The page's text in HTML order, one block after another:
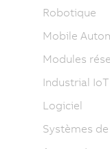
Robotique
Mobile
Modules
Industrial IoT
Logiciel
Systèmes